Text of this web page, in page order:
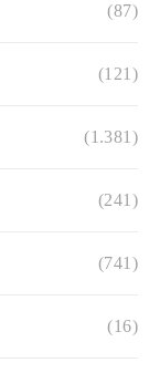
(87)
(121)
(1.381)
(241)
(741)
(16)